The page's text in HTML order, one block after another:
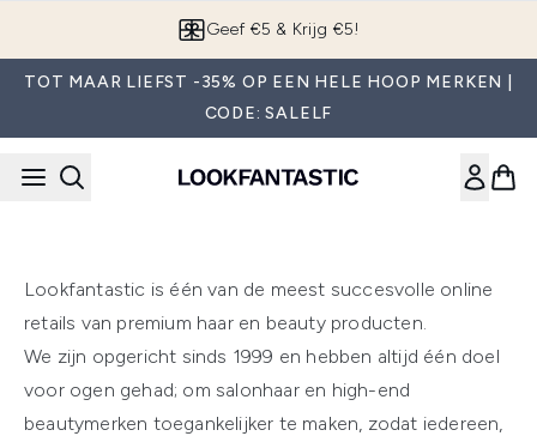
Geef €5 & Krijg €5!
TOT MAAR LIEFST -35% OP EEN HELE HOOP MERKEN |
CODE: SALELF
Lookfantastic is één van de meest succesvolle online
retails van premium haar en beauty producten.
We zijn opgericht sinds 1999 en hebben altijd één doel
voor ogen gehad; om salonhaar en high-end
beautymerken toegankelijker te maken, zodat iedereen,